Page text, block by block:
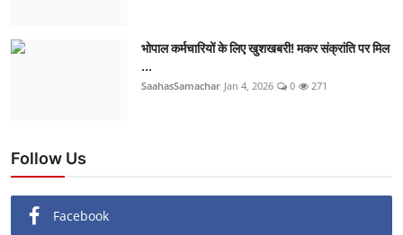
भोपाल कर्मचारियों के लिए खुशखबरी! मकर संक्रांति पर मिल
...
SaahasSamachar Jan 4, 2026 0 271
Follow Us
Facebook